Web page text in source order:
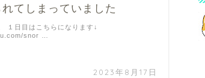
てしまっていました
2023年8月17日
１日目はこちらになります↓
snor …